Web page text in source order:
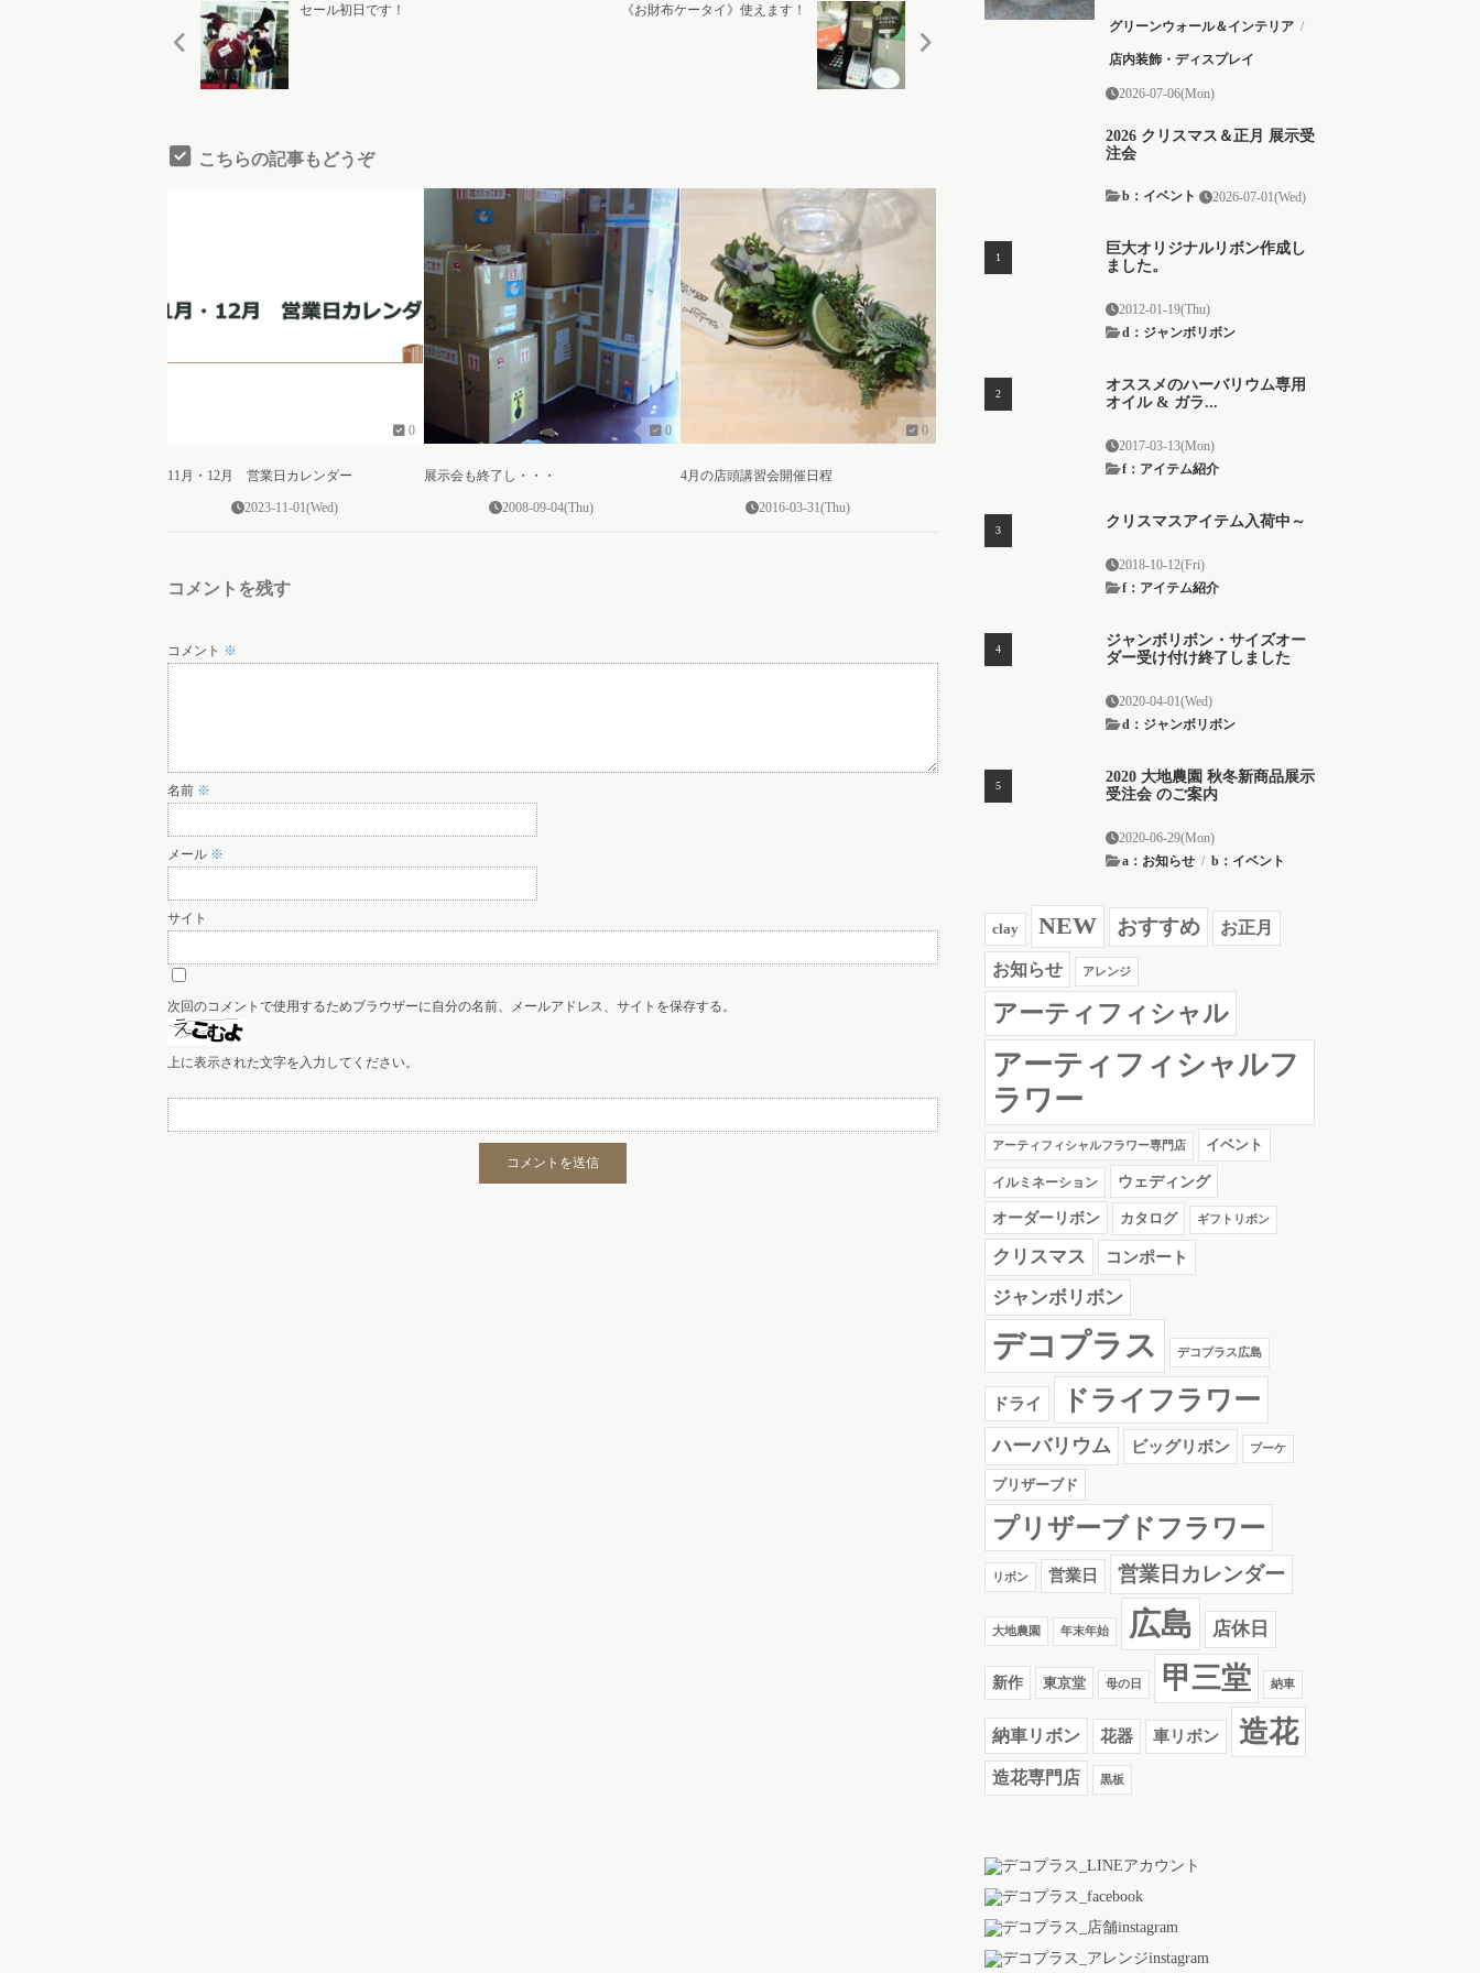
セール初日です！ 《お財布ケータイ》使えます！
こちらの記事もどうぞ
0
11月・12月 営業日カレンダー
2023-11-01(Wed)
0
展示会も終了し・・・
2008-09-04(Thu)
0
4月の店頭講習会開催日程
2016-03-31(Thu)
コメントを残す
コメント ※
名前 ※
メール ※
サイト
次回のコメントで使用するためブラウザーに自分の名前、メールアドレス、サイトを保存する。
上に表示された文字を入力してください。
グリーンウォール＆インテリア /
店内装飾・ディスプレイ
2026-07-06(Mon)
2026 クリスマス＆正月 展示受
注会
b：イベント 2026-07-01(Wed)
巨大オリジナルリボン作成し
ました。
2012-01-19(Thu)
d：ジャンボリボン
オススメのハーバリウム専用
オイル & ガラ...
2017-03-13(Mon)
f：アイテム紹介
クリスマスアイテム入荷中～
2018-10-12(Fri)
f：アイテム紹介
ジャンボリボン・サイズオー
ダー受け付け終了しました
2020-04-01(Wed)
d：ジャンボリボン
2020 大地農園 秋冬新商品展示
受注会 のご案内
2020-06-29(Mon)
a：お知らせ / b：イベント
clay NEW おすすめ お正月
お知らせ アレンジ
アーティフィシャル
アーティフィシャルフ
ラワー
アーティフィシャルフラワー専門店 イベント
イルミネーション ウェディング
オーダーリボン カタログ ギフトリボン
クリスマス コンポート
ジャンボリボン
デコプラス デコプラス広島
ドライ ドライフラワー
ハーバリウム ビッグリボン ブーケ
プリザーブド
プリザーブドフラワー
リボン 営業日 営業日カレンダー
大地農園 年末年始 広島 店休日
新作 東京堂 母の日 甲三堂 納車
納車リボン 花器 車リボン 造花
造花専門店 黒板